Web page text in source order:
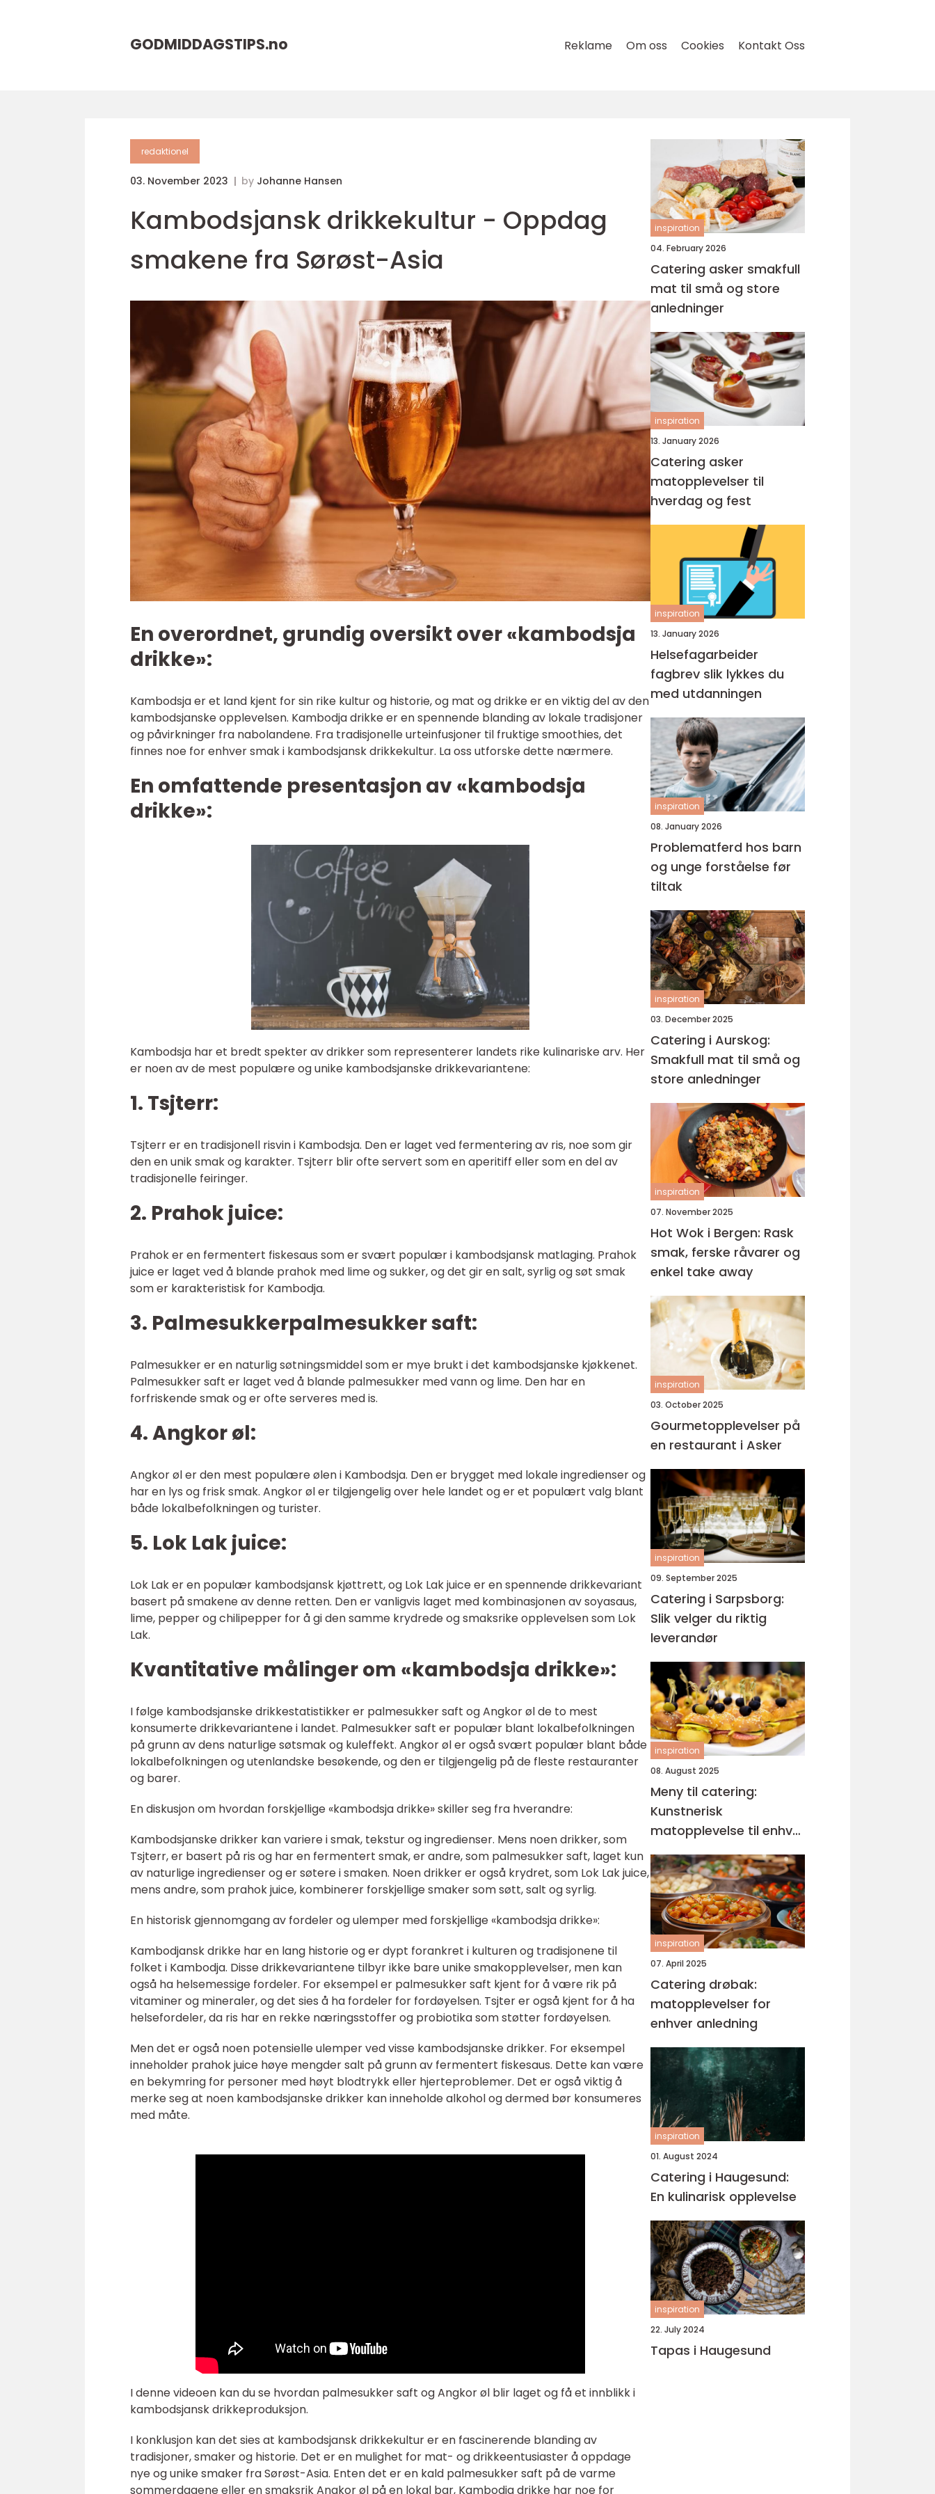
GODMIDDAGSTIPS.no Reklame Om oss Cookies Kontakt Oss
redaktionel
03. November 2023 by Johanne Hansen
Kambodsjansk drikkekultur - Oppdag
smakene fra Sørøst-Asia
En overordnet, grundig oversikt over «kambodsja
drikke»:
Kambodsja er et land kjent for sin rike kultur og historie, og mat og drikke er en viktig del av den
kambodsjanske opplevelsen. Kambodja drikke er en spennende blanding av lokale tradisjoner
og påvirkninger fra nabolandene. Fra tradisjonelle urteinfusjoner til fruktige smoothies, det
finnes noe for enhver smak i kambodsjansk drikkekultur. La oss utforske dette nærmere.
En omfattende presentasjon av «kambodsja
drikke»:
Kambodsja har et bredt spekter av drikker som representerer landets rike kulinariske arv. Her
er noen av de mest populære og unike kambodsjanske drikkevariantene:
1. Tsjterr:
Tsjterr er en tradisjonell risvin i Kambodsja. Den er laget ved fermentering av ris, noe som gir
den en unik smak og karakter. Tsjterr blir ofte servert som en aperitiff eller som en del av
tradisjonelle feiringer.
2. Prahok juice:
Prahok er en fermentert fiskesaus som er svært populær i kambodsjansk matlaging. Prahok
juice er laget ved å blande prahok med lime og sukker, og det gir en salt, syrlig og søt smak
som er karakteristisk for Kambodja.
3. Palmesukkerpalmesukker saft:
Palmesukker er en naturlig søtningsmiddel som er mye brukt i det kambodsjanske kjøkkenet.
Palmesukker saft er laget ved å blande palmesukker med vann og lime. Den har en
forfriskende smak og er ofte serveres med is.
4. Angkor øl:
Angkor øl er den mest populære ølen i Kambodsja. Den er brygget med lokale ingredienser og
har en lys og frisk smak. Angkor øl er tilgjengelig over hele landet og er et populært valg blant
både lokalbefolkningen og turister.
5. Lok Lak juice:
Lok Lak er en populær kambodsjansk kjøttrett, og Lok Lak juice er en spennende drikkevariant
basert på smakene av denne retten. Den er vanligvis laget med kombinasjonen av soyasaus,
lime, pepper og chilipepper for å gi den samme krydrede og smaksrike opplevelsen som Lok
Lak.
Kvantitative målinger om «kambodsja drikke»:
I følge kambodsjanske drikkestatistikker er palmesukker saft og Angkor øl de to mest
konsumerte drikkevariantene i landet. Palmesukker saft er populær blant lokalbefolkningen
på grunn av dens naturlige søtsmak og kuleffekt. Angkor øl er også svært populær blant både
lokalbefolkningen og utenlandske besøkende, og den er tilgjengelig på de fleste restauranter
og barer.
En diskusjon om hvordan forskjellige «kambodsja drikke» skiller seg fra hverandre:
Kambodsjanske drikker kan variere i smak, tekstur og ingredienser. Mens noen drikker, som
Tsjterr, er basert på ris og har en fermentert smak, er andre, som palmesukker saft, laget kun
av naturlige ingredienser og er søtere i smaken. Noen drikker er også krydret, som Lok Lak juice,
mens andre, som prahok juice, kombinerer forskjellige smaker som søtt, salt og syrlig.
En historisk gjennomgang av fordeler og ulemper med forskjellige «kambodsja drikke»:
Kambodjansk drikke har en lang historie og er dypt forankret i kulturen og tradisjonene til
folket i Kambodja. Disse drikkevariantene tilbyr ikke bare unike smakopplevelser, men kan
også ha helsemessige fordeler. For eksempel er palmesukker saft kjent for å være rik på
vitaminer og mineraler, og det sies å ha fordeler for fordøyelsen. Tsjter er også kjent for å ha
helsefordeler, da ris har en rekke næringsstoffer og probiotika som støtter fordøyelsen.
Men det er også noen potensielle ulemper ved visse kambodsjanske drikker. For eksempel
inneholder prahok juice høye mengder salt på grunn av fermentert fiskesaus. Dette kan være
en bekymring for personer med høyt blodtrykk eller hjerteproblemer. Det er også viktig å
merke seg at noen kambodsjanske drikker kan inneholde alkohol og dermed bør konsumeres
med måte.
I denne videoen kan du se hvordan palmesukker saft og Angkor øl blir laget og få et innblikk i
kambodsjansk drikkeproduksjon.
I konklusjon kan det sies at kambodsjansk drikkekultur er en fascinerende blanding av
tradisjoner, smaker og historie. Det er en mulighet for mat- og drikkeentusiaster å oppdage
nye og unike smaker fra Sørøst-Asia. Enten det er en kald palmesukker saft på de varme
sommerdagene eller en smaksrik Angkor øl på en lokal bar, Kambodja drikke har noe for
inspiration
04. February 2026
Catering asker smakfull
mat til små og store
anledninger
inspiration
13. January 2026
Catering asker
matopplevelser til
hverdag og fest
inspiration
13. January 2026
Helsefagarbeider
fagbrev slik lykkes du
med utdanningen
inspiration
08. January 2026
Problematferd hos barn
og unge forståelse før
tiltak
inspiration
03. December 2025
Catering i Aurskog:
Smakfull mat til små og
store anledninger
inspiration
07. November 2025
Hot Wok i Bergen: Rask
smak, ferske råvarer og
enkel take away
inspiration
03. October 2025
Gourmetopplevelser på
en restaurant i Asker
inspiration
09. September 2025
Catering i Sarpsborg:
Slik velger du riktig
leverandør
inspiration
08. August 2025
Meny til catering:
Kunstnerisk
matopplevelse til enhver
anledning
inspiration
07. April 2025
Catering drøbak:
matopplevelser for
enhver anledning
inspiration
01. August 2024
Catering i Haugesund:
En kulinarisk opplevelse
inspiration
22. July 2024
Tapas i Haugesund